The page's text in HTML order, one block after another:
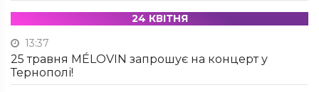
24 КВІТНЯ
13:37
25 травня MÉLOVIN запрошує на концерт у
Тернополі!